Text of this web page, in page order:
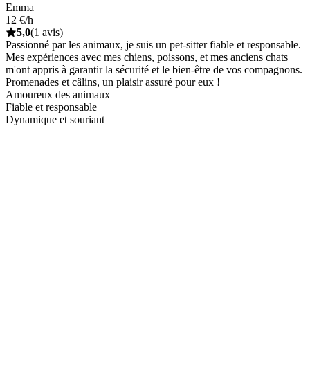
Emma
12 €/h
5,0(1 avis)
Passionné par les animaux, je suis un pet-sitter fiable et responsable.
Mes expériences avec mes chiens, poissons, et mes anciens chats
m'ont appris à garantir la sécurité et le bien-être de vos compagnons.
Promenades et câlins, un plaisir assuré pour eux !
Amoureux des animaux
Fiable et responsable
Dynamique et souriant